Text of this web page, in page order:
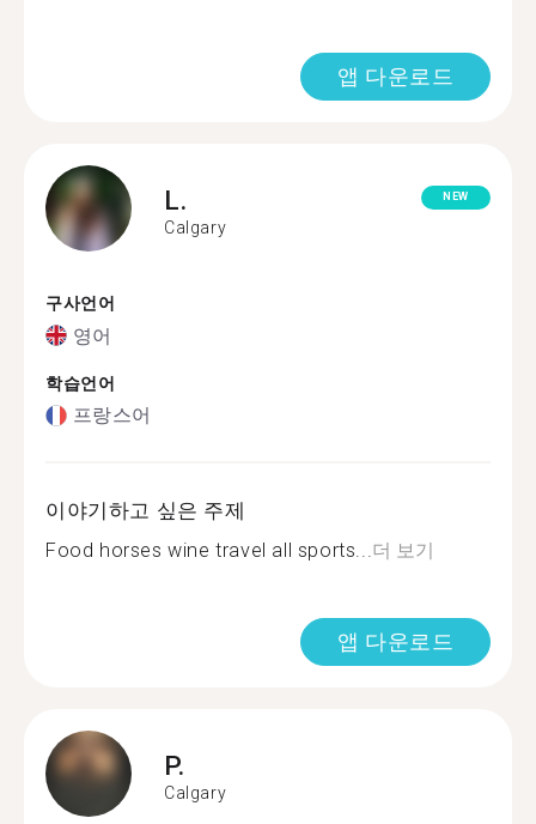
앱 다운로드
L.
Calgary
NEW
구사언어
영어
학습언어
프랑스어
이야기하고 싶은 주제
Food horses wine travel all sports...더 보기
앱 다운로드
P.
Calgary